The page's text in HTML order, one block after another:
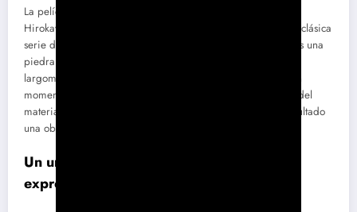
La película
Hirokawa y Yoshiaki Kawajiri, es una adaptación libre de la clásica
serie de novelas
de E.E. «Doc» Smith, consideradas una
piedra angular de la ciencia ficción pulp. Sin embargo, este
largometraje animado, aunque visualmente deslumbrante en
momentos, se enfrenta al desafío de condensar la vastedad del
material original en apenas 107 minutos, dejando como resultado
una obra tanto fascinante como frustrante.
Un universo condensado hasta su mínima
expresión